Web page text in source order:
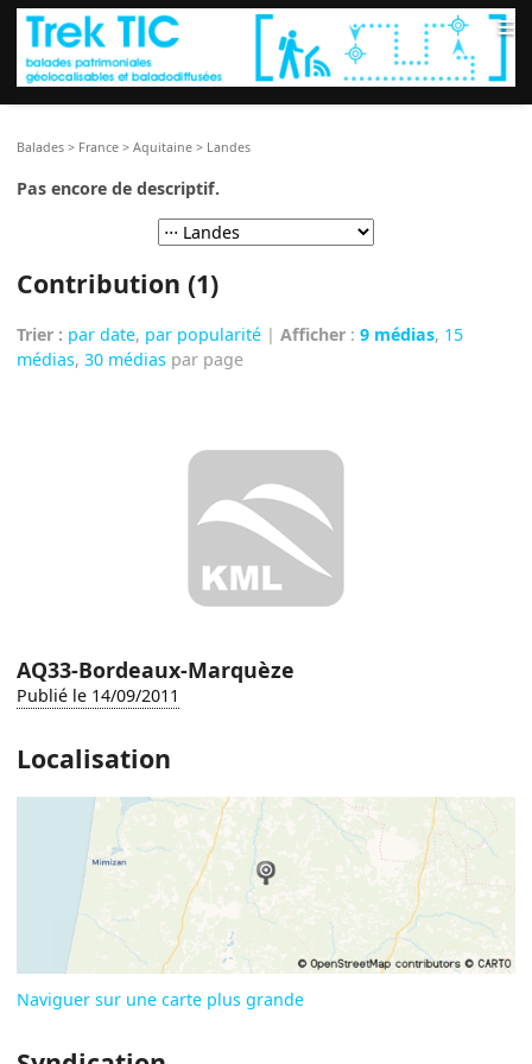
≡
Balades > France >Aquitaine > Landes
Pas encore de descriptif.
Contribution (1)
Trier : par date, par popularité |Afficher :9 médias, 15
médias,30 médias par page
AQ33-Bordeaux-Marquèze
Publié le 14/09/2011
Localisation
Naviguer sur une carte plus grande